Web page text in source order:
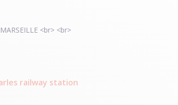
<br> <br>
railway station